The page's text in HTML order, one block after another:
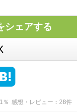
シェアする
％ 感想・レビュー 28件